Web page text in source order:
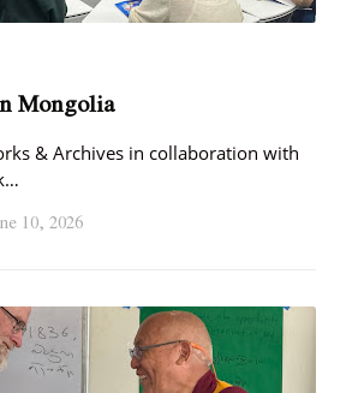
Mongolia
& Archives in collaboration with
10, 2026